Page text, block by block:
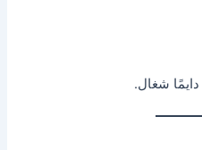
شغال.